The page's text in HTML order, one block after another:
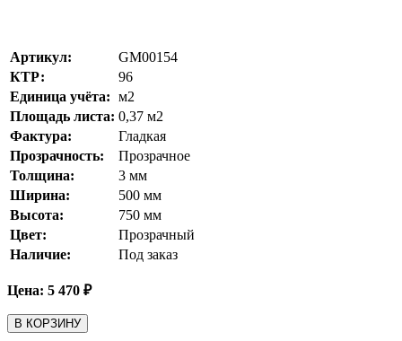
Артикул:
GM00154
КТР:
96
Единица учёта: м2
Площадь листа: 0,37 м2
Фактура:
Гладкая
Прозрачность:
Прозрачное
Толщина:
3 мм
Ширина:
500 мм
Высота:
750 мм
Цвет:
Прозрачный
Наличие:
Под заказ
Цена: 5 470 ₽
В КОРЗИНУ